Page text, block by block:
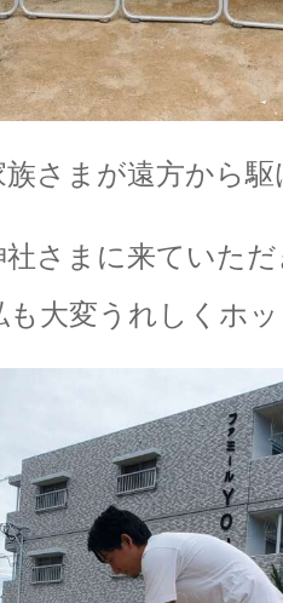
さまが遠方から
さまに来ていた
大変うれしくホ